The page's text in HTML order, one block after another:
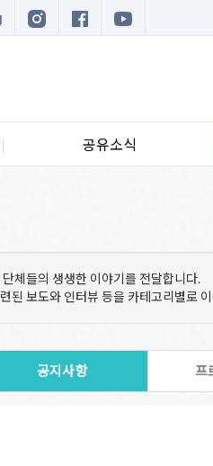
공유소식
체들의 생생한 이야기를 전달합니다.
된 보도와 인터뷰 등을 카테고리별로
공지사항 프